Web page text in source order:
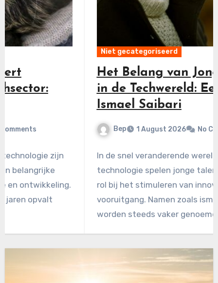
Het Belang van Jonge Talenten
in de Techwereld: Een Kijk op
Ismael Saibari
Bep 1 August 2026 No Comments
In de snel veranderende wereld van
technologie spelen jonge talenten een cruciale
rol bij het stimuleren van innovatie en
vooruitgang. Namen zoals ismael saibari
worden steeds vaker genoemd als